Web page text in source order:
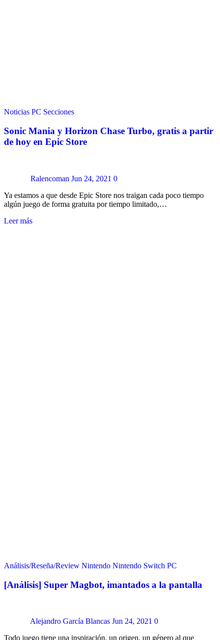
Noticias PC Secciones
Sonic Mania y Horizon Chase Turbo, gratis a partir
de hoy en Epic Store
Ralencoman Jun 24, 2021 0
Ya estamos a que desde Epic Store nos traigan cada poco tiempo
algún juego de forma gratuita por tiempo limitado,…
Leer más
Análisis/Reseña/Review Nintendo Nintendo Switch PC
[Análisis] Super Magbot, imantados a la pantalla
Alejandro García Blancas Jun 24, 2021 0
Todo juego tiene una inspiración, un origen, un género al que